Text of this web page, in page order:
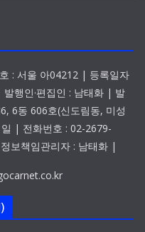
: 서울 아04212 | 등록일자
행인·편집인 : 남태화 | 발
6동 606호(신도림동, 미성
| 전화번호 : 02-2679-
보책임관리자 : 남태화 |